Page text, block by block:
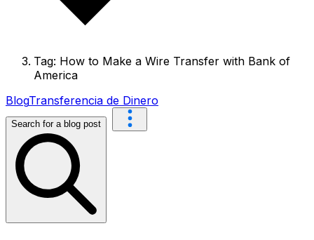
Tag: How to Make a Wire Transfer with Bank of
America
BlogTransferencia de Dinero
Search for a blog post